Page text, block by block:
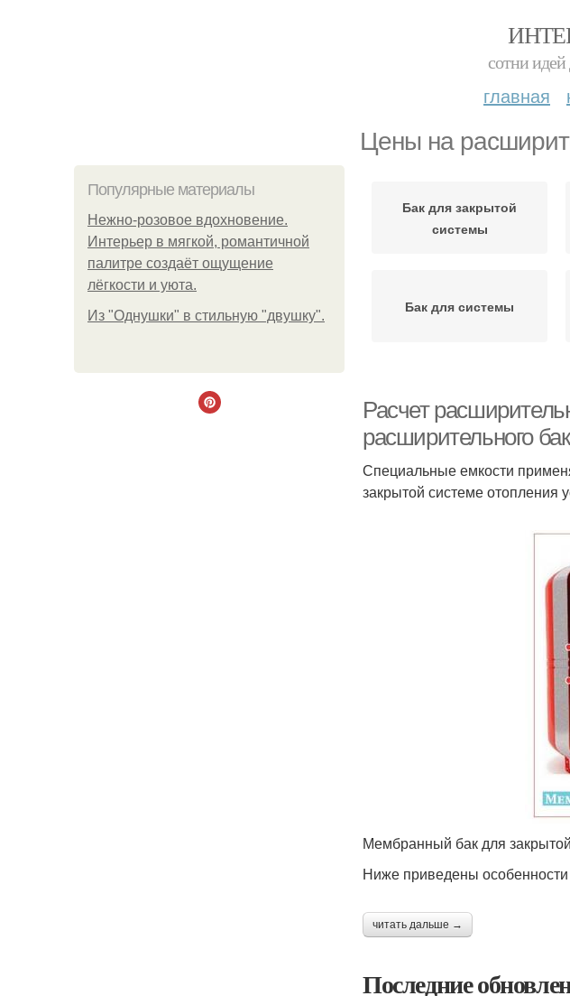
сотни
главная
Цены на
Популярные материалы
Нежно-розовое вдохновение.
Интерьер в мягкой, романтичной
палитре создаёт ощущение
лёгкости и уюта.
Из "Однушки" в стильную "двушку".
Бак для закрытой
системы
Бак для системы
Расчет
расширительного
Специальные емкости
закрытой системе отопления
Мембранный бак для
Ниже приведены
читать дальше →
Последние